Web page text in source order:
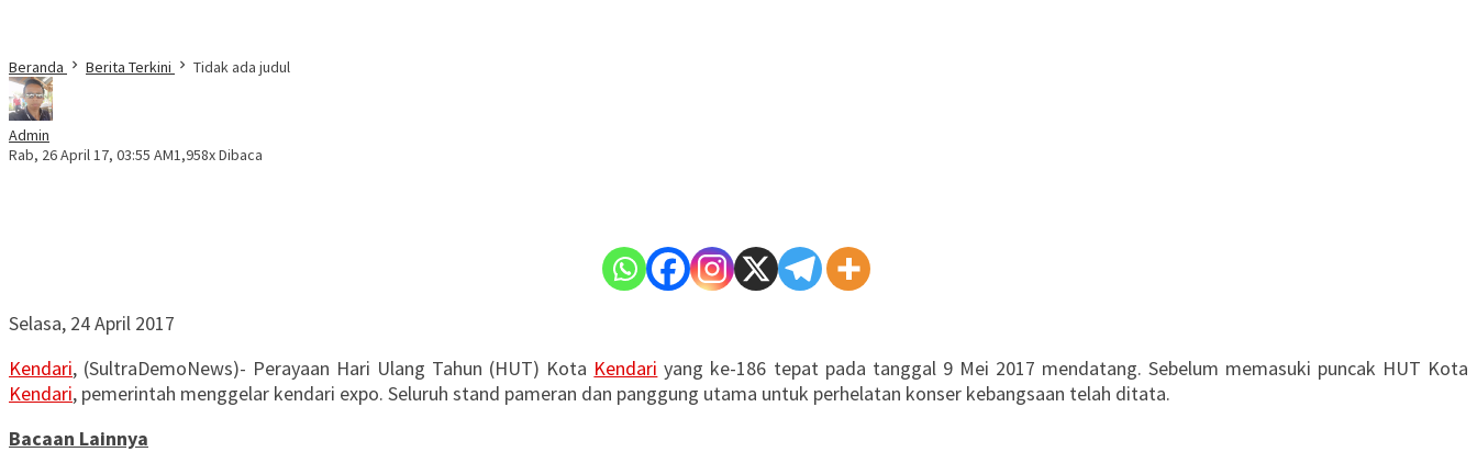
Beranda Berita Terkini Tidak ada judul
Admin
Rab, 26 April 17, 03:55 AM1,958x Dibaca
Selasa, 24 April 2017
Kendari, (SultraDemoNews)- Perayaan Hari Ulang Tahun (HUT) Kota Kendari yang ke-186 tepat pada tanggal 9 Mei 2017 mendatang. Sebelum memasuki puncak HUT Kota
Kendari, pemerintah menggelar kendari expo. Seluruh stand pameran dan panggung utama untuk perhelatan konser kebangsaan telah ditata.
Bacaan Lainnya